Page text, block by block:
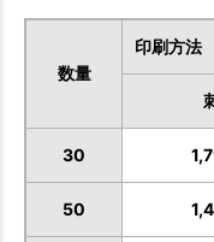
数量
印刷方法
30
50